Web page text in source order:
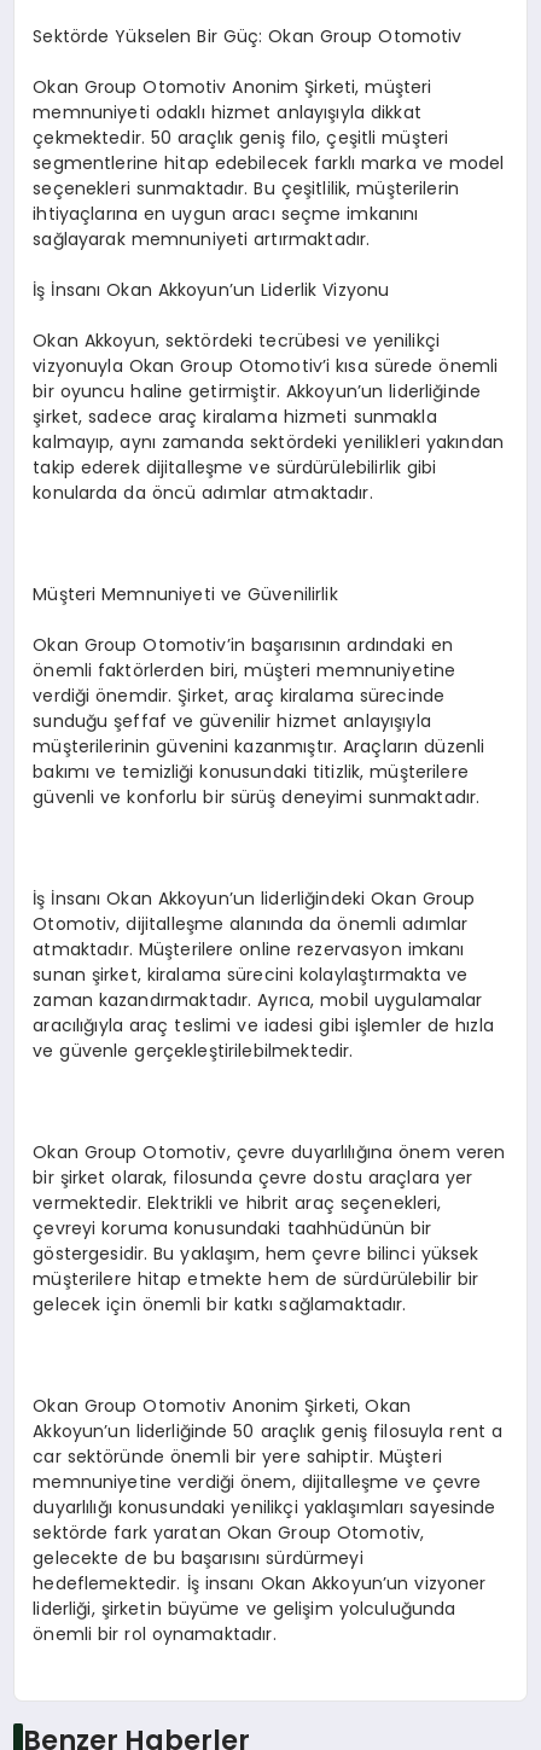
Sektörde Yükselen Bir Güç: Okan Group Otomotiv
Okan Group Otomotiv Anonim Şirketi, müşteri
memnuniyeti odaklı hizmet anlayışıyla dikkat
çekmektedir. 50 araçlık geniş filo, çeşitli müşteri
segmentlerine hitap edebilecek farklı marka ve model
seçenekleri sunmaktadır. Bu çeşitlilik, müşterilerin
ihtiyaçlarına en uygun aracı seçme imkanını
sağlayarak memnuniyeti artırmaktadır.
İş İnsanı Okan Akkoyun’un Liderlik Vizyonu
Okan Akkoyun, sektördeki tecrübesi ve yenilikçi
vizyonuyla Okan Group Otomotiv’i kısa sürede önemli
bir oyuncu haline getirmiştir. Akkoyun’un liderliğinde
şirket, sadece araç kiralama hizmeti sunmakla
kalmayıp, aynı zamanda sektördeki yenilikleri yakından
takip ederek dijitalleşme ve sürdürülebilirlik gibi
konularda da öncü adımlar atmaktadır.
Müşteri Memnuniyeti ve Güvenilirlik
Okan Group Otomotiv’in başarısının ardındaki en
önemli faktörlerden biri, müşteri memnuniyetine
verdiği önemdir. Şirket, araç kiralama sürecinde
sunduğu şeffaf ve güvenilir hizmet anlayışıyla
müşterilerinin güvenini kazanmıştır. Araçların düzenli
bakımı ve temizliği konusundaki titizlik, müşterilere
güvenli ve konforlu bir sürüş deneyimi sunmaktadır.
İş İnsanı Okan Akkoyun’un liderliğindeki Okan Group
Otomotiv, dijitalleşme alanında da önemli adımlar
atmaktadır. Müşterilere online rezervasyon imkanı
sunan şirket, kiralama sürecini kolaylaştırmakta ve
zaman kazandırmaktadır. Ayrıca, mobil uygulamalar
aracılığıyla araç teslimi ve iadesi gibi işlemler de hızla
ve güvenle gerçekleştirilebilmektedir.
Okan Group Otomotiv, çevre duyarlılığına önem veren
bir şirket olarak, filosunda çevre dostu araçlara yer
vermektedir. Elektrikli ve hibrit araç seçenekleri,
çevreyi koruma konusundaki taahhüdünün bir
göstergesidir. Bu yaklaşım, hem çevre bilinci yüksek
müşterilere hitap etmekte hem de sürdürülebilir bir
gelecek için önemli bir katkı sağlamaktadır.
Okan Group Otomotiv Anonim Şirketi, Okan
Akkoyun’un liderliğinde 50 araçlık geniş filosuyla rent a
car sektöründe önemli bir yere sahiptir. Müşteri
memnuniyetine verdiği önem, dijitalleşme ve çevre
duyarlılığı konusundaki yenilikçi yaklaşımları sayesinde
sektörde fark yaratan Okan Group Otomotiv,
gelecekte de bu başarısını sürdürmeyi
hedeflemektedir. İş insanı Okan Akkoyun’un vizyoner
liderliği, şirketin büyüme ve gelişim yolculuğunda
önemli bir rol oynamaktadır.
Benzer Haberler